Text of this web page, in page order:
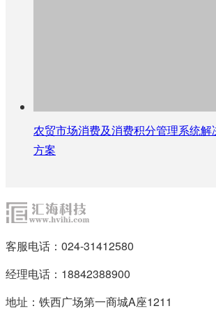
农贸市场消费及消费积分管理系统解
方案
客服电话：024-31412580
经理电话：18842388900
地址：铁西广场第一商城A座1211